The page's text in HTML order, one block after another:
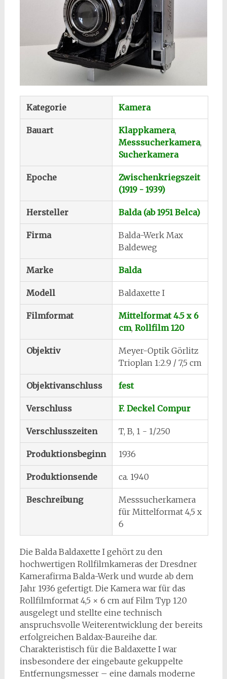
Kategorie Kamera
Bauart Klappkamera,
Messsucherkamera,
Sucherkamera
Epoche
Zwischenkriegszeit
(1919 - 1939)
Hersteller Balda (ab 1951 Belca)
Firma
Balda-Werk Max
Baldeweg
Marke Balda
Modell Baldaxette I
Filmformat
Mittelformat 4.5 x 6
cm, Rollfilm 120
Objektiv
Meyer-Optik Görlitz
Trioplan 1:2.9 / 7,5 cm
Objektivanschluss fest
Verschluss F. Deckel Compur
Verschlusszeiten T, B, 1 - 1/250
Produktionsbeginn 1936
Produktionsende ca. 1940
Beschreibung
Messsucherkamera
für Mittelformat 4,5 x
6
Die Balda Baldaxette I gehört zu den
hochwertigen Rollfilmkameras der Dresdner
Kamerafirma Balda-Werk und wurde ab dem
Jahr 1936 gefertigt. Die Kamera war für das
Rollfilmformat 4,5 × 6 cm auf Film Typ 120
ausgelegt und stellte eine technisch
anspruchsvolle Weiterentwicklung der bereits
erfolgreichen Baldax-Baureihe dar.
Charakteristisch für die Baldaxette I war
insbesondere der eingebaute gekuppelte
Entfernungsmesser – eine damals moderne